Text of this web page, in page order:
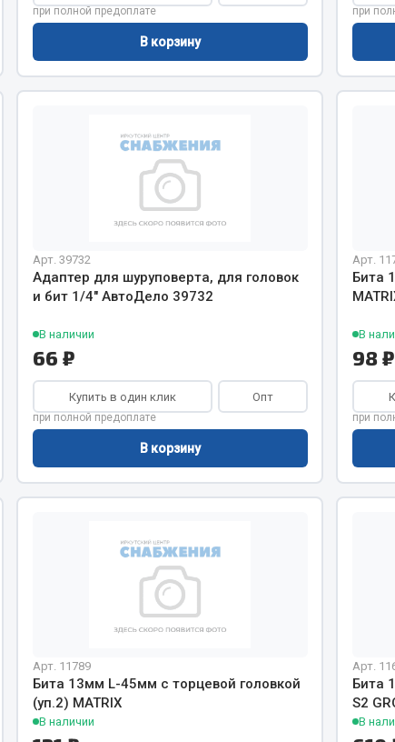
при полной предоплате
В корзину
при
Арт. 39732
Адаптер для шуруповерта, для головок
и бит 1/4" АвтоДело 39732
В наличии
66 ₽
Купить в один клик Опт
при полной предоплате
В корзину
Арт.
Бита
В
98 ₽
при
Арт. 11789
Бита 13мм L-45мм с торцевой головкой
(уп.2) MATRIX
В наличии
Арт.
Бита
S2
В